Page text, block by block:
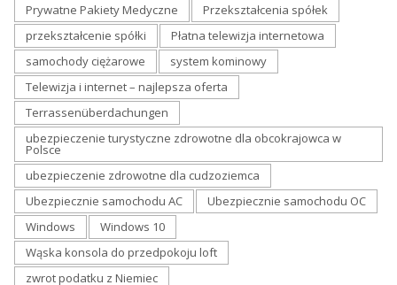
Prywatne Pakiety Medyczne
Przekształcenia spółek
przekształcenie spółki
Płatna telewizja internetowa
samochody ciężarowe
system kominowy
Telewizja i internet – najlepsza oferta
Terrassenüberdachungen
ubezpieczenie turystyczne zdrowotne dla obcokrajowca w
Polsce
ubezpieczenie zdrowotne dla cudzoziemca
Ubezpiecznie samochodu AC
Ubezpiecznie samochodu OC
Windows
Windows 10
Wąska konsola do przedpokoju loft
zwrot podatku z Niemiec